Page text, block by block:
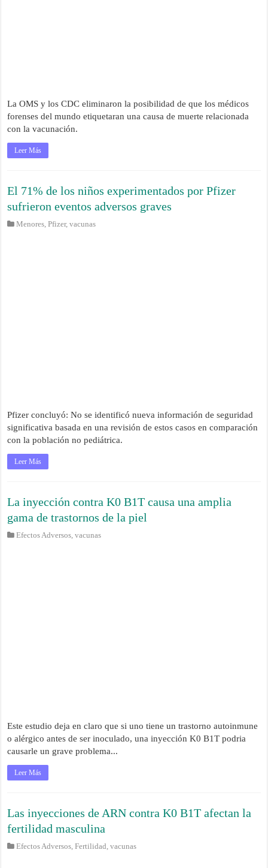
La OMS y los CDC eliminaron la posibilidad de que los médicos
forenses del mundo etiquetaran una causa de muerte relacionada
con la vacunación.
Leer Más
El 71% de los niños experimentados por Pfizer
sufrieron eventos adversos graves
Menores,Pfizer,vacunas
Pfizer concluyó: No se identificó nueva información de seguridad
significativa basada en una revisión de estos casos en comparación
con la población no pediátrica.
Leer Más
La inyección contra K0 B1T causa una amplia
gama de trastornos de la piel
Efectos Adversos,vacunas
Este estudio deja en claro que si uno tiene un trastorno autoinmune
o alérgico antes de ser inoculado, una inyección K0 B1T podria
causarle un grave problema...
Leer Más
Las inyecciones de ARN contra K0 B1T afectan la
fertilidad masculina
Efectos Adversos,Fertilidad ,vacunas